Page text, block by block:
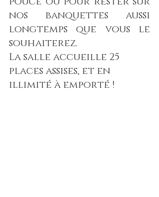
nos banquettes aussi
longtemps que vous le
souhaiterez.
La salle accueille 25
places assises, et en
illimité à emporté !